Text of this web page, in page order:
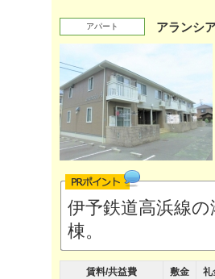
アパート アランシ
伊予鉄道高浜線
棟。
賃料/共益費 敷金 礼